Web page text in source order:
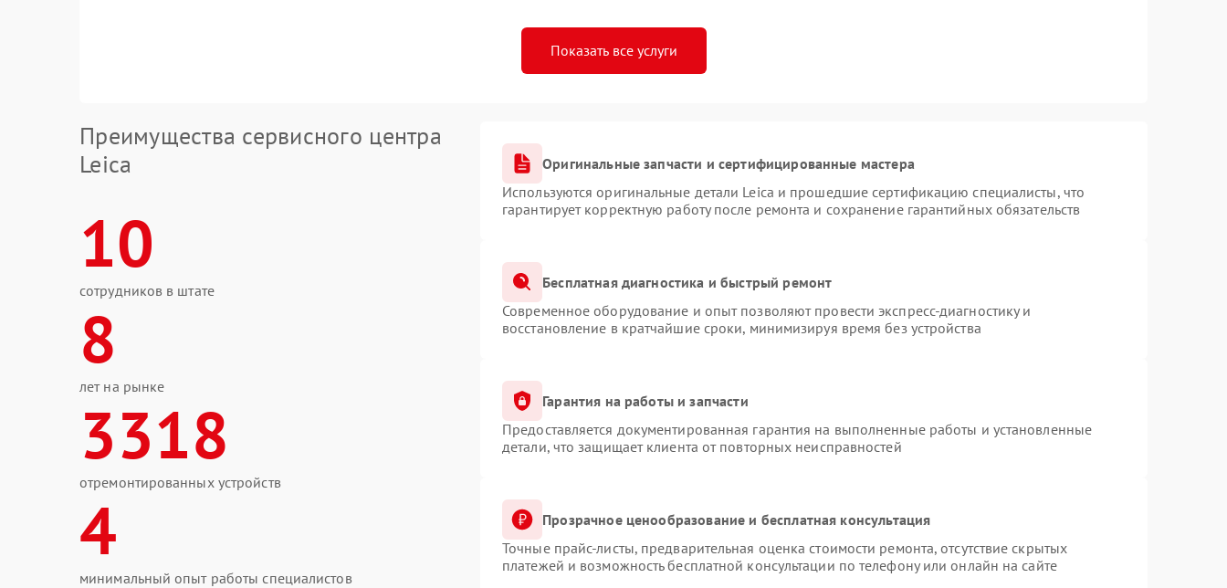
Показать все услуги
Преимущества сервисного центра
Leica
10
сотрудников в штате
8
лет на рынке
3318
отремонтированных устройств
4
минимальный опыт работы специалистов
Оригинальные запчасти и сертифицированные мастера
Используются оригинальные детали Leica и прошедшие сертификацию специалисты, что
гарантирует корректную работу после ремонта и сохранение гарантийных обязательств
Бесплатная диагностика и быстрый ремонт
Современное оборудование и опыт позволяют провести экспресс-диагностику и
восстановление в кратчайшие сроки, минимизируя время без устройства
Гарантия на работы и запчасти
Предоставляется документированная гарантия на выполненные работы и установленные
детали, что защищает клиента от повторных неисправностей
Прозрачное ценообразование и бесплатная консультация
Точные прайс-листы, предварительная оценка стоимости ремонта, отсутствие скрытых
платежей и возможность бесплатной консультации по телефону или онлайн на сайте